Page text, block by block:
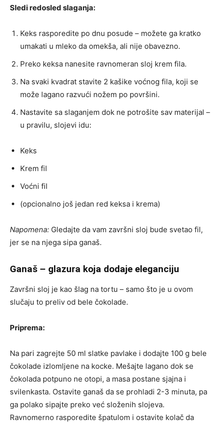
Sledi redosled slaganja:
Keks rasporedite po dnu posude – možete ga kratko
umakati u mleko da omekša, ali nije obavezno.
Preko keksa nanesite ravnomeran sloj krem fila.
Na svaki kvadrat stavite 2 kašike voćnog fila, koji se
može lagano razvući nožem po površini.
Nastavite sa slaganjem dok ne potrošite sav materijal –
u pravilu, slojevi idu:
Keks
Krem fil
Voćni fil
(opcionalno još jedan red keksa i krema)
Napomena: Gledajte da vam završni sloj bude svetao fil,
jer se na njega sipa ganaš.
Ganaš – glazura koja dodaje eleganciju
Završni sloj je kao šlag na tortu – samo što je u ovom
slučaju to preliv od bele čokolade.
Priprema:
Na pari zagrejte 50 ml slatke pavlake i dodajte 100 g bele
čokolade izlomljene na kocke. Mešajte lagano dok se
čokolada potpuno ne otopi, a masa postane sjajna i
svilenkasta. Ostavite ganaš da se prohladi 2-3 minuta, pa
ga polako sipajte preko već složenih slojeva.
Ravnomerno rasporedite špatulom i ostavite kolač da